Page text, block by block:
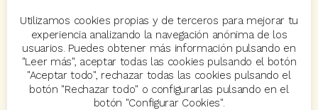
13 julio, 2026
Se cumple un lustro del proyecto “Tecnología para un
mundo mejor”
Utilizamos cookies propias y de terceros para mejorar tu
experiencia analizando la navegación anónima de los
usuarios. Puedes obtener más información pulsando en
"Leer más", aceptar todas las cookies pulsando el botón
"Aceptar todo", rechazar todas las cookies pulsando el
botón "Rechazar todo" o configurarlas pulsando en el
botón "Configurar Cookies".